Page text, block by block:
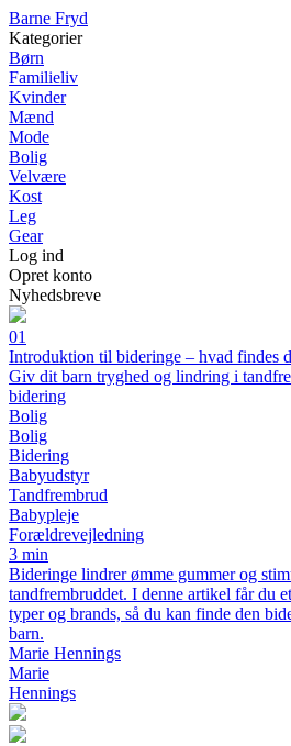
Barne Fryd
Kategorier
Børn
Familieliv
Kvinder
Mænd
Mode
Bolig
Velvære
Kost
Leg
Gear
Log ind
Opret konto
Nyhedsbreve
01
Introduktion til bideringe – hvad findes
Giv dit barn tryghed og lindring i
bidering
Bolig
Bolig
Bidering
Babyudstyr
Tandfrembrud
Babypleje
Forældrevejledning
3 min
Bideringe lindrer ømme gummer og
tandfrembruddet. I denne artikel får du
typer og brands, så du kan finde den
barn.
Marie Hennings
Marie
Hennings